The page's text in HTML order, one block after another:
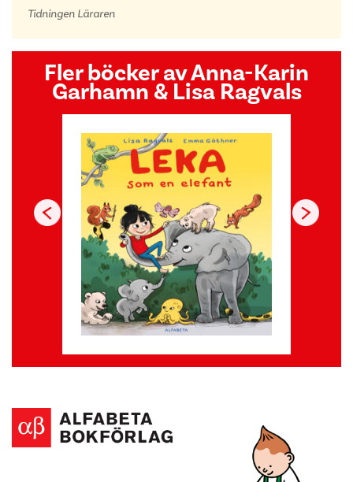
Tidningen Läraren
Fler böcker av Anna-Karin
Garhamn & Lisa Ragvals